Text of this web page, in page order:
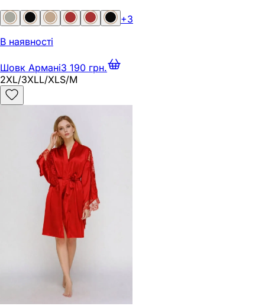
+3
В наявності
Шовк Армані3 190 грн.
2XL/3XLL/XLS/M